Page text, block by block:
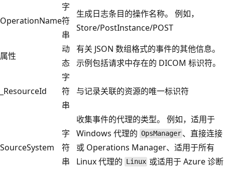
OperationName
字
符
串
生成日志条目的操作名称。 例如，
Store/PostInstance/POST
属性
动
态
有关 JSON 数组格式的事件的其他信息。
示例包括请求中存在的 DICOM 标识符。
_ResourceId
字
符
串
与记录关联的资源的唯一标识符
SourceSystem
字
符
串
收集事件的代理的类型。 例如，适用于
Windows 代理的 OpsManager 、直接连接
或 Operations Manager、适用于所有
Linux 代理的 Linux 或适用于 Azure 诊断